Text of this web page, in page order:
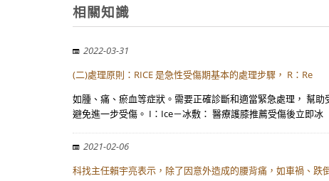
相關知識
2022-03-31
(二)處理原則：RICE 是急性受傷期基本的處理步驟， R：Re
如腫、痛、瘀血等症狀。需要正確診斷和適當緊急處理， 幫
避免進一步受傷。 I：Ice－冰敷： 醫療護膝推薦受傷後立即冰
2021-02-06
科找主任賴宇亮表示，除了因意外造成的腰背痛，如車禍、跌